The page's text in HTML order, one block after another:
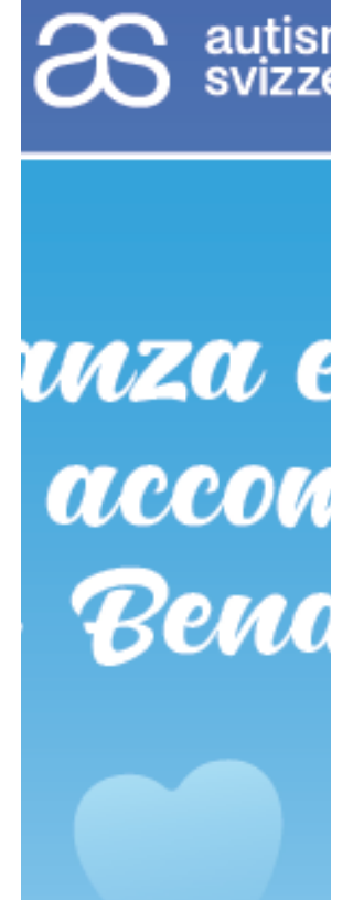
assaggio del progetto che accompagnerà la
vacanza estiva riservata ai familiari curanti in
pensione e alle persone con un disturbo dello